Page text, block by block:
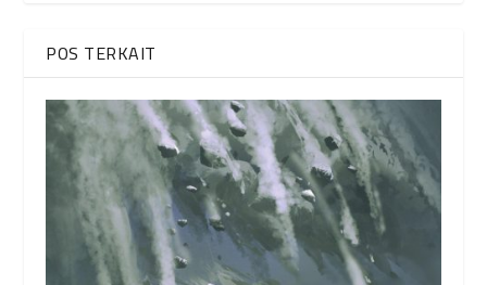
POS TERKAIT